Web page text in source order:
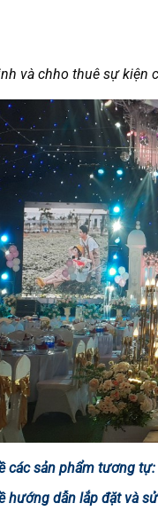
và chho thuê sự kiện
các sản phẩm tương tự:
hướng dẫn lắp đặt và